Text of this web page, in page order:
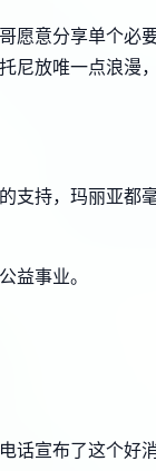
愿意分享单个必
尼放唯一点浪漫
支持，玛丽亚都
益事业。
话宣布了这个好